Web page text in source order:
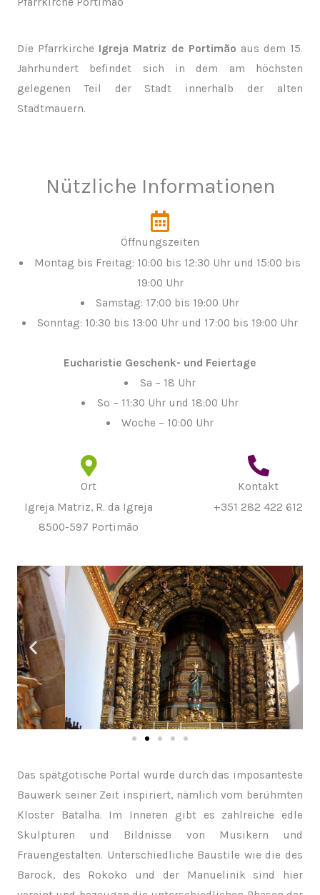
Die Pfarrkirche Igreja Matriz de Portimão aus dem 15.
Jahrhundert befindet sich in dem am höchsten
gelegenen Teil der Stadt innerhalb der alten
Stadtmauern.
Nützliche Informationen
Öffnungszeiten
Montag bis Freitag: 10:00 bis 12:30 Uhr und 15:00 bis
19:00 Uhr
Samstag: 17:00 bis 19:00 Uhr
Sonntag: 10:30 bis 13:00 Uhr und 17:00 bis 19:00 Uhr
Eucharistie Geschenk- und Feiertage
Sa – 18 Uhr
So – 11:30 Uhr und 18:00 Uhr
Woche – 10:00 Uhr
Ort
Igreja Matriz, R. da Igreja
8500-597 Portimão
Kontakt
+351 282 422 612
Das spätgotische Portal wurde durch das imposanteste
Bauwerk seiner Zeit inspiriert, nämlich vom berühmten
Kloster Batalha. Im Inneren gibt es zahlreiche edle
Skulpturen und Bildnisse von Musikern und
Frauengestalten. Unterschiedliche Baustile wie die des
Barock, des Rokoko und der Manuelinik sind hier